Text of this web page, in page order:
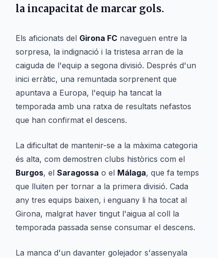
la incapacitat de marcar gols.
Els aficionats del Girona FC naveguen entre la
sorpresa, la indignació i la tristesa arran de la
caiguda de l'equip a segona divisió. Després d'un
inici erràtic, una remuntada sorprenent que
apuntava a Europa, l'equip ha tancat la
temporada amb una ratxa de resultats nefastos
que han confirmat el descens.
La dificultat de mantenir-se a la màxima categoria
és alta, com demostren clubs històrics com el
Burgos, el Saragossa o el Málaga, que fa temps
que lluiten per tornar a la primera divisió. Cada
any tres equips baixen, i enguany li ha tocat al
Girona, malgrat haver tingut l'aigua al coll la
temporada passada sense consumar el descens.
La manca d'un davanter golejador s'assenyala